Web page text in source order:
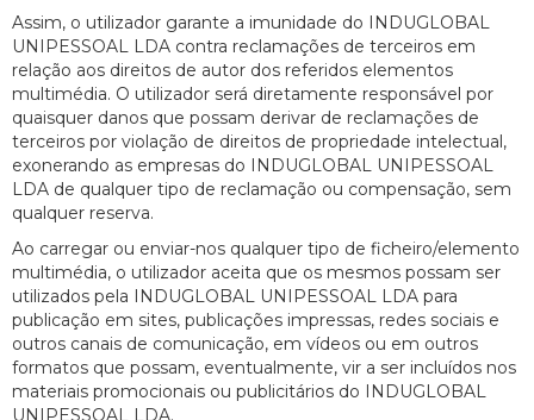
Assim, o utilizador garante a imunidade do INDUGLOBAL
UNIPESSOAL LDA contra reclamações de terceiros em
relação aos direitos de autor dos referidos elementos
multimédia. O utilizador será diretamente responsável por
quaisquer danos que possam derivar de reclamações de
terceiros por violação de direitos de propriedade intelectual,
exonerando as empresas do INDUGLOBAL UNIPESSOAL
LDA de qualquer tipo de reclamação ou compensação, sem
qualquer reserva.
Ao carregar ou enviar-nos qualquer tipo de ficheiro/elemento
multimédia, o utilizador aceita que os mesmos possam ser
utilizados pela INDUGLOBAL UNIPESSOAL LDA para
publicação em sites, publicações impressas, redes sociais e
outros canais de comunicação, em vídeos ou em outros
formatos que possam, eventualmente, vir a ser incluídos nos
materiais promocionais ou publicitários do INDUGLOBAL